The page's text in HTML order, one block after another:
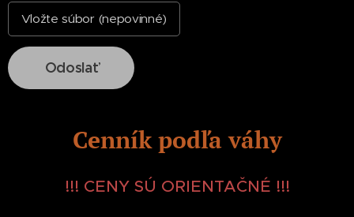
Vložte súbor (nepovinné)
Odoslať
Cenník podľa váhy
!!! CENY SÚ ORIENTAČNÉ !!!